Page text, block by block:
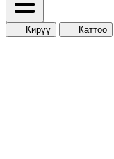
Кирүү Каттоо